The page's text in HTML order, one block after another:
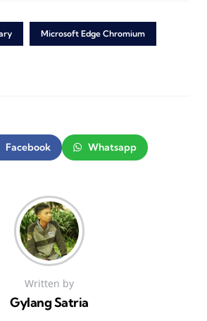
Microsoft Edge Chromium
Facebook Whatsapp
Written by
Gylang Satria